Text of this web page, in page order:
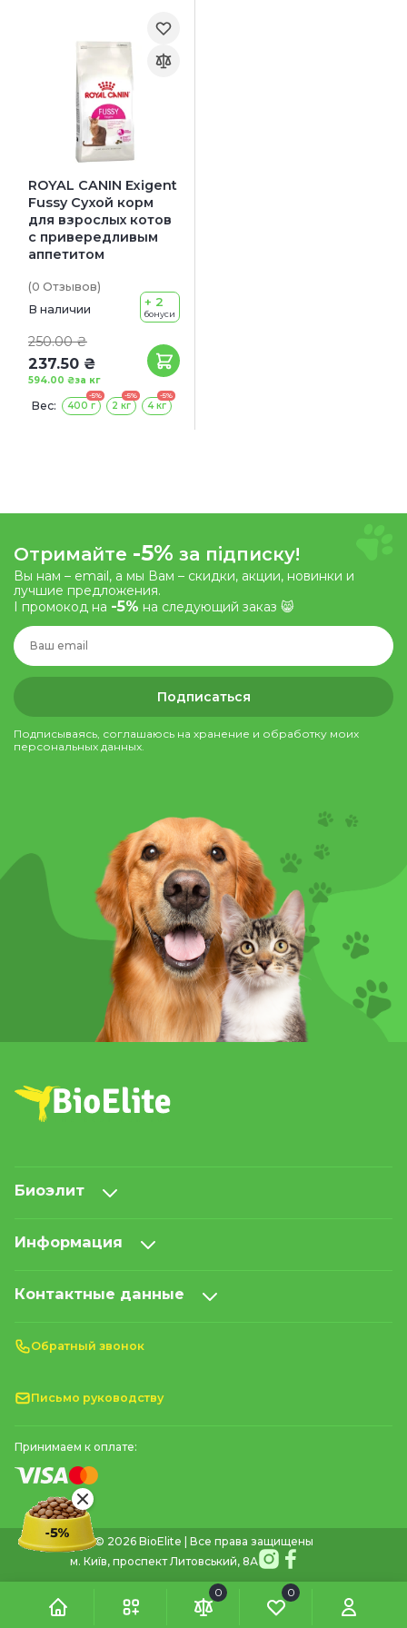
ROYAL CANIN Exigent
Fussy Сухой корм
для взрослых котов
с привередливым
аппетитом
(0 Отзывов)
В наличии
250.00 ₴
237.50 ₴
за кг
594.00 ₴
+ 2
бонуси
Вес:
-5%
400 г
-5%
2 кг
-5%
4 кг
Отримайте -5% за підписку!
Вы нам – email, а мы Вам – скидки, акции, новинки и
лучшие предложения.
І промокод на -5% на следующий заказ 😸
Подписаться
Подписываясь, соглашаюсь на хранение и обработку моих
персональных данных.
Биоэлит
Информация
Контактные данные
Обратный звонок
Письмо руководству
Принимаем к оплате:
© 2026 BioElite | Все права защищены
м. Київ, проспект Литовський, 8А
0 0